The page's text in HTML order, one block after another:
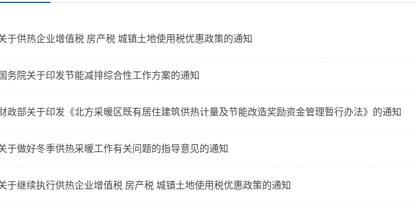
于供热企业增值税 房产税 城镇土地使用税优惠政策的通知
务院关于印发节能减排综合性工作方案的通知
政部关于印发《北方采暖区既有居住建筑供热计量及节能改造奖励资金管理暂行办法》的通知
于做好冬季供热采暖工作有关问题的指导意见的通知
于继续执行供热企业增值税 房产税 城镇土地使用税优惠政策的通知